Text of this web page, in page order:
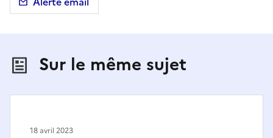
Sur le même sujet
18 avril 2023